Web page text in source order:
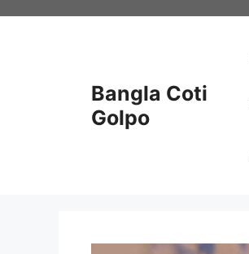
Bangla Coti
Golpo